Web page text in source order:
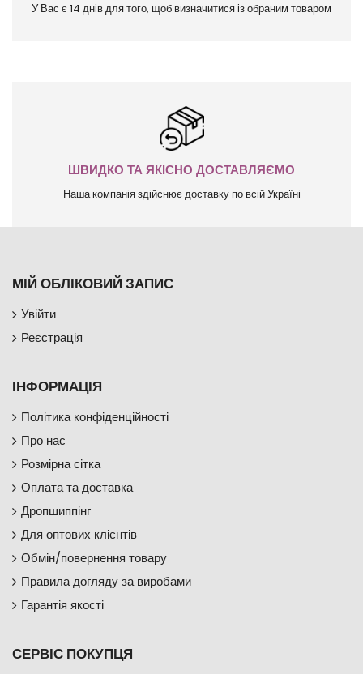
У Вас є 14 днів для того, щоб визначитися із обраним товаром
ШВИДКО ТА ЯКІСНО ДОСТАВЛЯЄМО
Наша компанія здійснює доставку по всій Україні
МІЙ ОБЛІКОВИЙ ЗАПИС
Увійти
Реєстрація
ІНФОРМАЦІЯ
Політика конфіденційності
Про нас
Розмірна сітка
Оплата та доставка
Дропшиппінг
Для оптових клієнтів
Обмін/повернення товару
Правила догляду за виробами
Гарантія якості
СЕРВІС ПОКУПЦЯ